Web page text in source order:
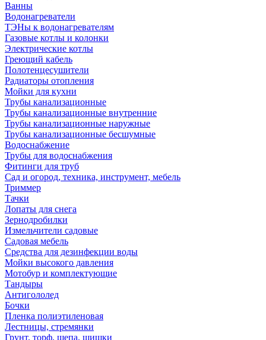
Ванны
Водонагреватели
ТЭНы к водонагревателям
Газовые котлы и колонки
Электрические котлы
Греющий кабель
Полотенцесушители
Радиаторы отопления
Мойки для кухни
Трубы канализационные
Трубы канализационные внутренние
Трубы канализационные наружные
Трубы канализационные бесшумные
Водоснабжение
Трубы для водоснабжения
Фитинги для труб
Сад и огород, техника, инструмент, мебель
Триммер
Тачки
Лопаты для снега
Зернодробилки
Измельчители садовые
Садовая мебель
Средства для дезинфекции воды
Мойки высокого давления
Мотобур и комплектующие
Тандыры
Антигололед
Бочки
Пленка полиэтиленовая
Лестницы, стремянки
Грунт, торф, щепа, шишки